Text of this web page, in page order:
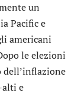
un
Pacific e
americani
le elezioni
dell’inflazione
alti e